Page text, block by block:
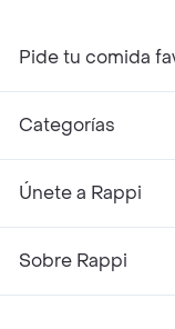
Pide tu comida
Categorías
Únete a Rappi
Sobre Rappi